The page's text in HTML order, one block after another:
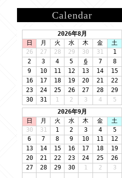
Calendar